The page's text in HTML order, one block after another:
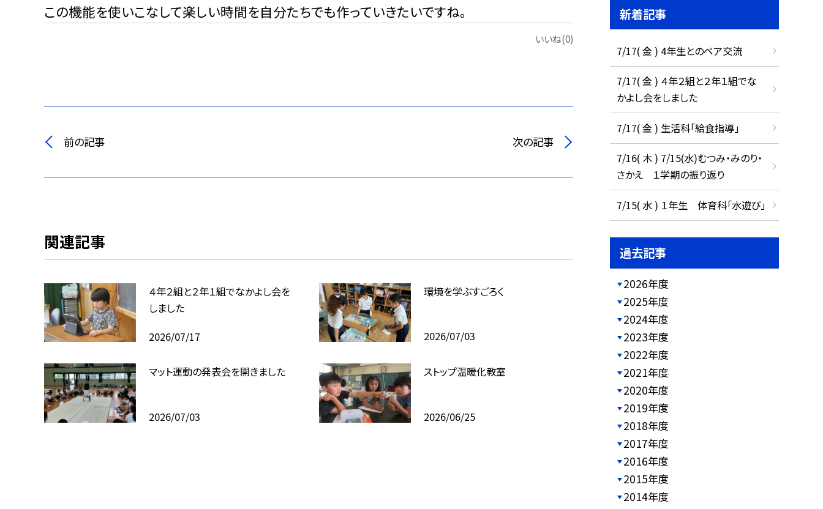
この機能を使いこなして楽しい時間を自分たちでも作っていきたいですね。
いいね(0)
前の記事 次の記事
関連記事
４年２組と２年１組でなかよし会を
しました
2026/07/17
環境を学ぶすごろく
2026/07/03
マット運動の発表会を開きました
2026/07/03
ストップ温暖化教室
2026/06/25
新着記事
7/17( 金 ) 4年生とのペア交流
7/17( 金 ) ４年２組と２年１組でな
かよし会をしました
7/17( 金 ) 生活科「給食指導」
7/16( 木 ) 7/15(水)むつみ・みのり・
さかえ １学期の振り返り
7/15( 水 ) １年生 体育科「水遊び」
過去記事
2026年度
2025年度
2024年度
2023年度
2022年度
2021年度
2020年度
2019年度
2018年度
2017年度
2016年度
2015年度
2014年度